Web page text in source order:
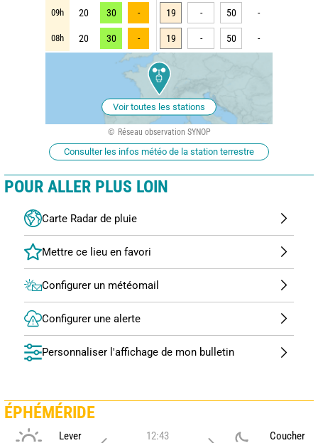
09h 20 30 - 19 - 50 -
08h 20 30 - 19 - 50 -
Voir toutes les stations
Réseau observation SYNOP
Consulter les infos météo de la station terrestre
POUR ALLER PLUS LOIN
Carte Radar de pluie
Configurer un météomail
Configurer une alerte
Personnaliser l'affichage de mon bulletin
ÉPHÉMÉRIDE
Lever
12:43
Coucher